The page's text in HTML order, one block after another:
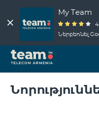
My Team
Ներբեռնել